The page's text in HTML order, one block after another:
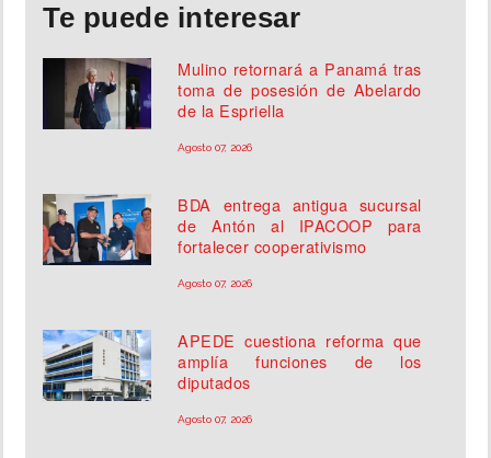
Te puede interesar
Mulino retornará a Panamá tras
toma de posesión de Abelardo
de la Espriella
Agosto 07, 2026
BDA entrega antigua sucursal
de Antón al IPACOOP para
fortalecer cooperativismo
Agosto 07, 2026
APEDE cuestiona reforma que
amplía funciones de los
diputados
Agosto 07, 2026